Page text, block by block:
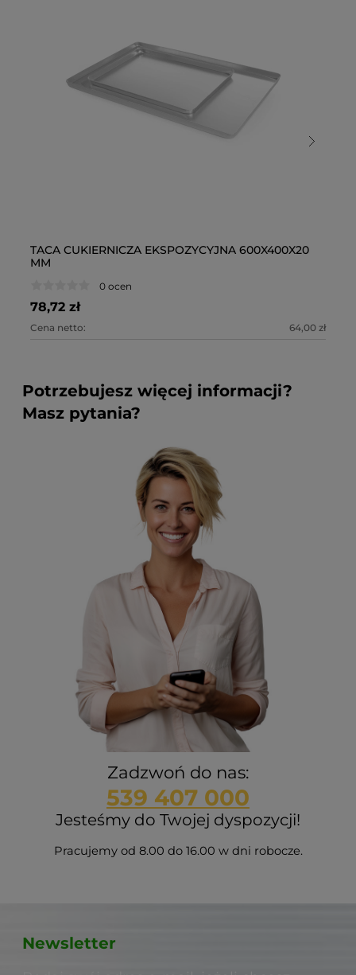
TACA CUKIERNICZA EKSPOZYCYJNA 600X400X20
MM
0 ocen
78,72 zł
Cena netto: 64,00 zł
Potrzebujesz więcej informacji?
Masz pytania?
Zadzwoń do nas:
539 407 000
Jesteśmy do Twojej dyspozycji!
Pracujemy od 8.00 do 16.00 w dni robocze.
Newsletter